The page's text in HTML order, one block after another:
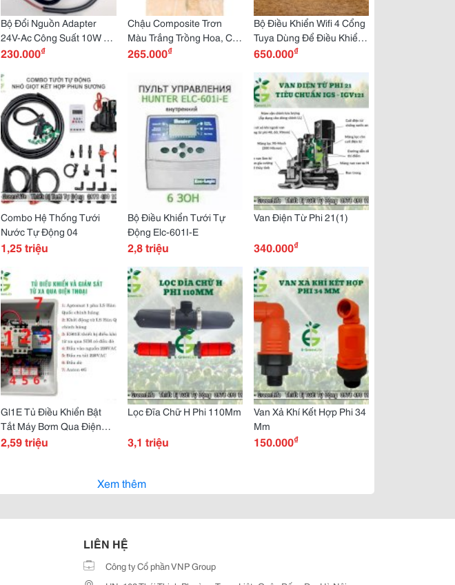
Bộ Đổi Nguồn Adapter
24V-Ac Công Suất 10W -
E-Greenlife
230.000₫
Chậu Composite Trơn
Màu Trắng Trồng Hoa, Cây
Cảnh
265.000₫
Bộ Điều Khiển Wifi 4 Cổng
Tuya Dùng Để Điều Khiển
Bật/Tắt 4 Thiết Bị Điện Từ
650.000₫
Combo Hệ Thống Tưới
Nước Tự Động 04
1,25 triệu
Bộ Điều Khiển Tưới Tự
Động Elc-601I-E
2,8 triệu
Van Điện Từ Phi 21(1)
340.000₫
Gl1E Tủ Điều Khiển Bật
Tắt Máy Bơm Qua Điện
Thoại
2,59 triệu
Lọc Đĩa Chữ H Phi 110Mm
3,1 triệu
Van Xả Khí Kết Hợp Phi 34
Mm
150.000₫
Xem thêm
LIÊN HỆ
Công ty Cổ phần VNP Group